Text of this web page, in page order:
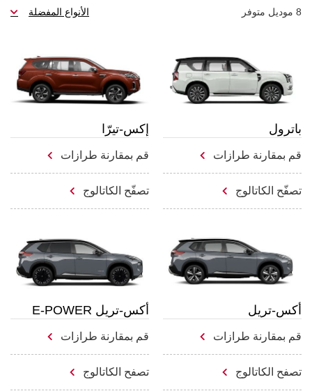
8 موديل متوفر الأنواع المفضلة
باترول
قم بمقارنة طرازات
تصفّح الكاتالوج
إكس-تيرّا
قم بمقارنة طرازات
تصفّح الكاتالوج
أكس-تريل
قم بمقارنة طرازات
تصفح الكاتالوج
أكس-تريل E-POWER
قم بمقارنة طرازات
تصفح الكاتالوج